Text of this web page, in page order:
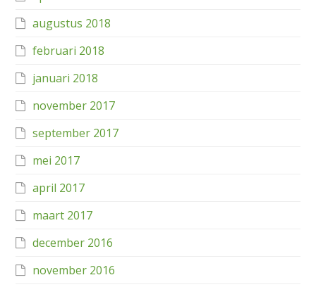
augustus 2018
februari 2018
januari 2018
november 2017
september 2017
mei 2017
april 2017
maart 2017
december 2016
november 2016